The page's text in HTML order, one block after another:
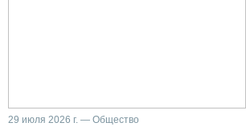
29 июля 2026 г. — Общество